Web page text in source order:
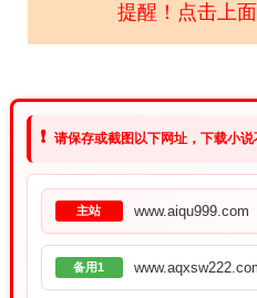
提醒！点击上
❗ 请保存或截图以下网址，下载小说
主站 www.aiqu999.com
备用1